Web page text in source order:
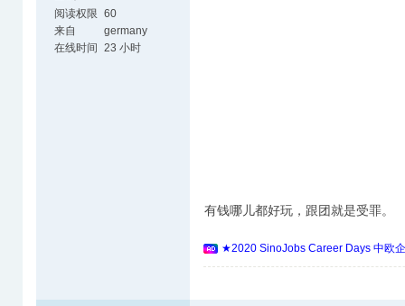
阅读权限 60
来自
germany
在线时间
23 小时
有钱哪儿都好玩，跟团就是受罪。
★2020 SinoJobs Career Days 中欧